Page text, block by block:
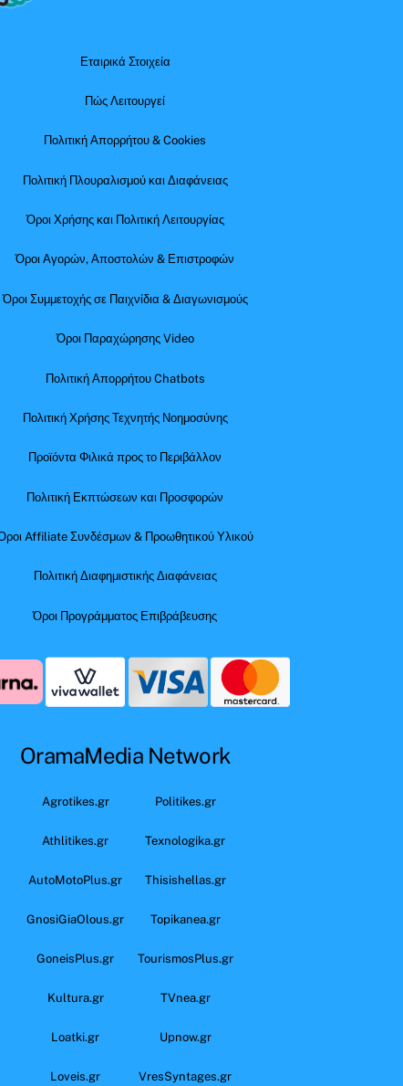
Εταιρικά Στοιχεία
Πώς Λειτουργεί
Πολιτική Απορρήτου & Cookies
Πολιτική Πλουραλισμού και Διαφάνειας
Όροι Χρήσης και Πολιτική Λειτουργίας
Όροι Αγορών, Αποστολών & Επιστροφών
Όροι Συμμετοχής σε Παιχνίδια & Διαγωνισμούς
Όροι Παραχώρησης Video
Πολιτική Απορρήτου Chatbots
Πολιτική Χρήσης Τεχνητής Νοημοσύνης
Προϊόντα Φιλικά προς το Περιβάλλον
Πολιτική Εκπτώσεων και Προσφορών
Affiliate Συνδέσμων & Προωθητικού Υλικού
Πολιτική Διαφημιστικής Διαφάνειας
Όροι Προγράμματος Επιβράβευσης
OramaMedia Network
Agrotikes.gr Politikes.gr
Athlitikes.gr Texnologika.gr
AutoMotoPlus.gr Thisishellas.gr
GnosiGiaOlous.gr Topikanea.gr
GoneisPlus.gr TourismosPlus.gr
Kultura.gr TVnea.gr
Loatki.gr Upnow.gr
Loveis.gr VresSyntages.gr